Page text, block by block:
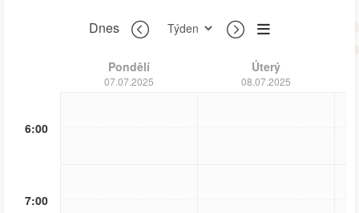
Dnes
Pondělí
07.07.2025
Úterý
08.07.2025
6:00
7:00